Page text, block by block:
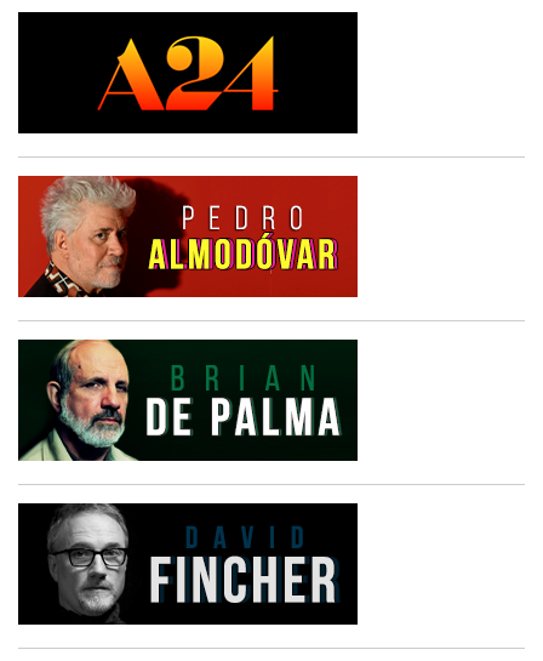
t
á
r
i
o